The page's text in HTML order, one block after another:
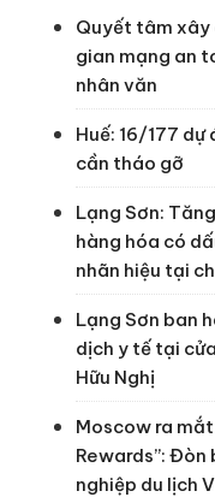
Quyết tâm xây
gian mạng an
nhân văn
Huế: 16/177
cần tháo gỡ
Lạng Sơn:
hàng hóa có
nhãn hiệu tại
Lạng Sơn ban
dịch y tế tại
Hữu Nghị
Moscow ra mắt
Rewards”:
nghiệp du lịch